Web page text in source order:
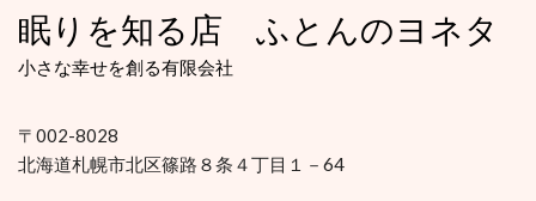
眠りを知る店 ふとんのヨネタ
小さな幸せを創る有限会社
〒002-8028
北海道札幌市北区篠路８条４丁目１－64